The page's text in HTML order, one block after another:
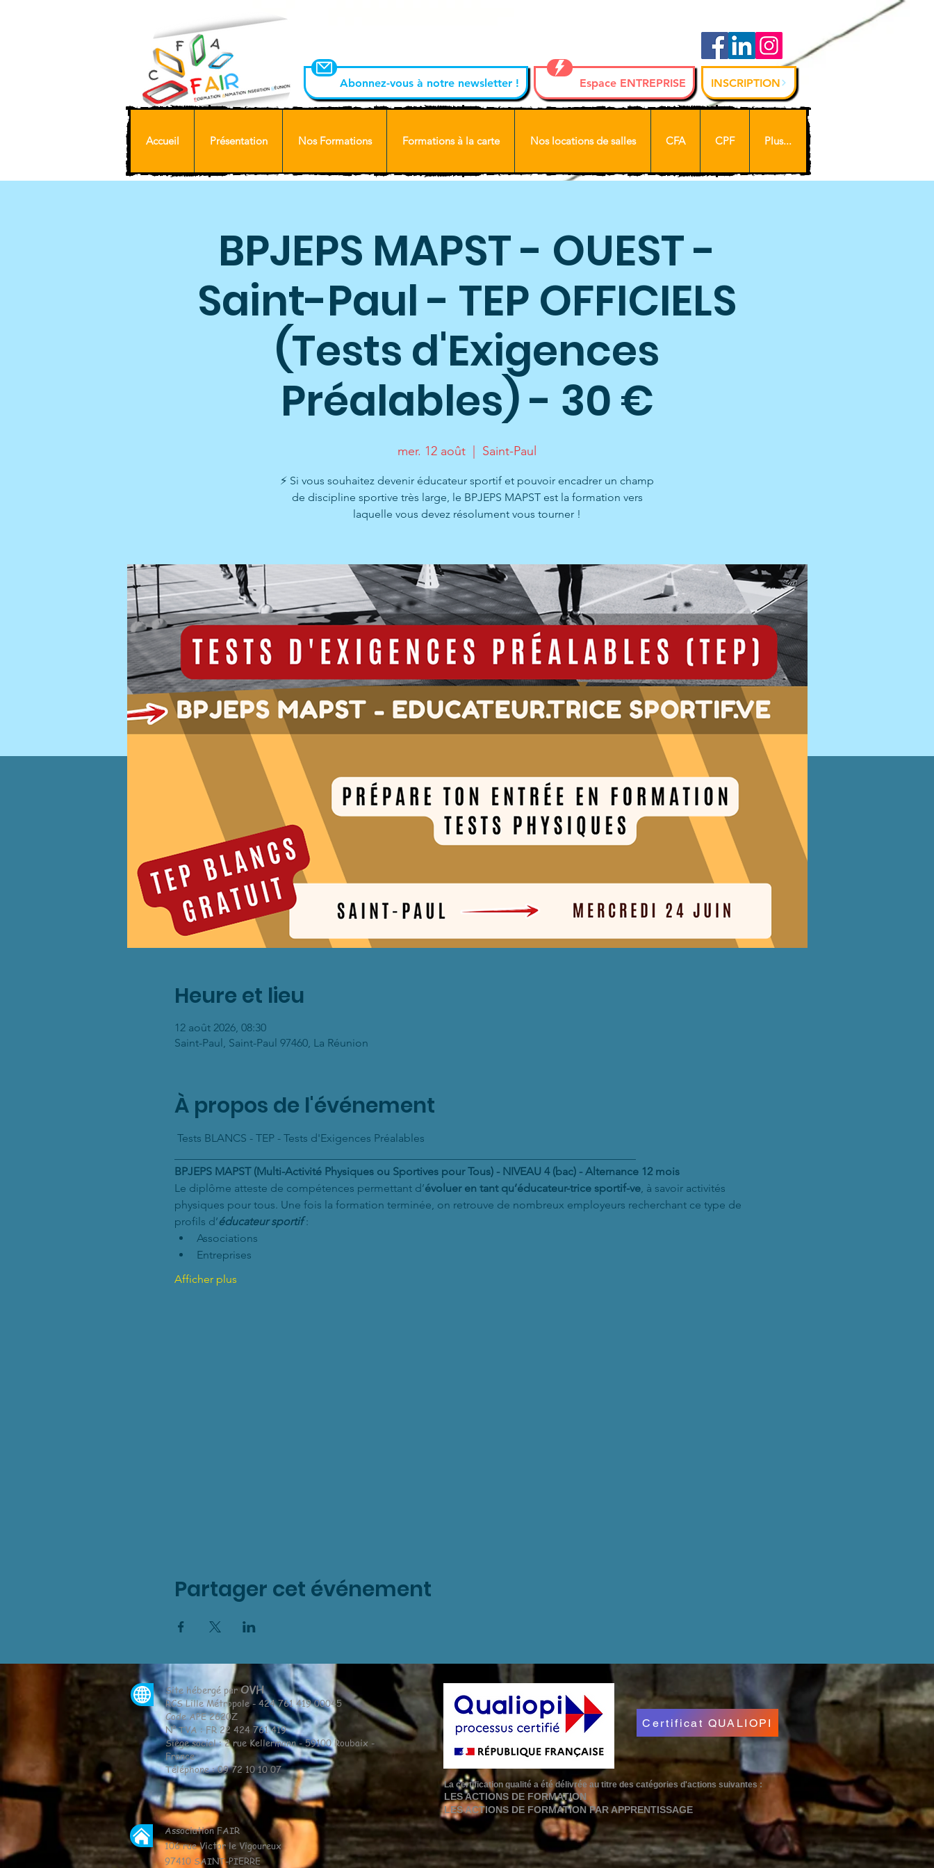
Abonnez-vous à notre newsletter ! Espace ENTREPRISE INSCRIPTION
Accueil Présentation Nos Formations Formations à la carte Nos locations de salles CFA CPF Plus...
BPJEPS MAPST - OUEST -
Saint-Paul - TEP OFFICIELS
(Tests d'Exigences
Préalables) - 30 €
mer. 12 août Saint-Paul
⚡ Si vous souhaitez devenir éducateur sportif et pouvoir encadrer un champ
de discipline sportive très large, le BPJEPS MAPST est la formation vers
laquelle vous devez résolument vous tourner !
Heure et lieu
12 août 2026, 08:30
Saint-Paul, Saint-Paul 97460, La Réunion
À propos de l'événement
Tests BLANCS - TEP - Tests d'Exigences Préalables
BPJEPS MAPST (Multi-Activité Physiques ou Sportives pour Tous) - NIVEAU 4 (bac) - Alternance 12 mois
Le diplôme atteste de compétences permettant d’évoluer en tant qu’éducateur-trice sportif-ve, à savoir activités
physiques pour tous. Une fois la formation terminée, on retrouve de nombreux employeurs recherchant ce type de
profils d’éducateur sportif :
Associations
Entreprises
Afficher plus
Partager cet événement
Site hébergé parOVH
RCS Lille Métropole - 424 761 419 00045
Code APE 2620Z
N° TVA : FR 22 424 761 419
Siège social : 2 rue Kellermann - 59100 Roubaix -
France
Téléphone : 09 72 10 10 07
Association FAIR
106 rue Victor le Vigoureux
97410 SAINT-PIERRE
La certification qualité a été délivrée au titre des catégories d'actions suivantes :
LES ACTIONS DE FORMATION
LES ACTIONS DE FORMATION PAR APPRENTISSAGE
Certificat QUALIOPI